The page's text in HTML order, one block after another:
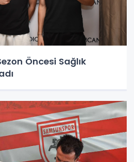
Öncesi Sağlık